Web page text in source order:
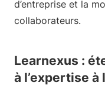
d’entreprise et la
collaborateurs.
Learnexus :
à l’expertise à